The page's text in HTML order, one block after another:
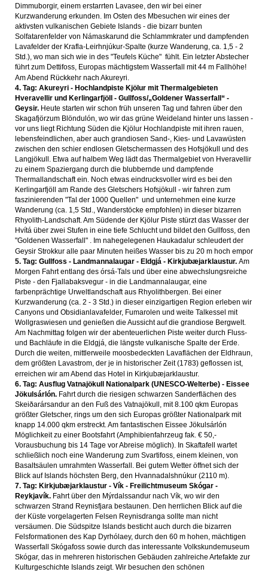
Dimmuborgir, einem erstarrten Lavasee, den wir bei einer
Kurzwanderung erkunden. Im Osten des Mbesuchen wir eines der
aktivsten vulkanischen Gebiete Islands - die bizarr bunten
Solfatarenfelder von Námaskarund die Schlammkrater und dampfenden
Lavafelder der Krafla-Leirhnjúkur-Spalte (kurze Wanderung, ca. 1,5 - 2
Std.), wo man sich wie in des "Teufels Küche" fühlt. Ein letzter Abstecher
führt zum Dettifoss, Europas mächtigstem Wasserfall mit 44 m Fallhöhe!
Am Abend Rückkehr nach Akureyri.
4. Tag: Akureyri - Hochlandpiste Kjölur mit Thermalgebieten
Hveravellir und Kerlingarfjöll - Gullfoss/„Goldener Wasserfall“ -
Geysir. Heute starten wir schon früh unseren Tag und fahren über den
Skagafjörzum Blöndulón, wo wir das grüne Weideland hinter uns lassen -
vor uns liegt Richtung Süden die Kjölur Hochlandpiste mit ihren rauen,
lebensfeindlichen, aber auch grandiosen Sand-, Kies- und Lavawüsten
zwischen den schier endlosen Gletschermassen des Hofsjökull und des
Langjökull. Etwa auf halbem Weg lädt das Thermalgebiet von Hveravellir
zu einem Spaziergang durch die blubbernde und dampfende
Thermallandschaft ein. Noch etwas eindrucksvoller wird es bei den
Kerlingarfjöll am Rande des Gletschers Hofsjökull - wir fahren zum
faszinierenden "Tal der 1000 Quellen" und unternehmen eine kurze
Wanderung (ca. 1,5 Std., Wanderstöcke empfohlen) in dieser bizarren
Rhyolith-Landschaft. Am Südende der Kjölur Piste stürzt das Wasser der
Hvítá über zwei Stufen in eine tiefe Schlucht und bildet den Gullfoss, den
"Goldenen Wasserfall" . Im nahegelegenen Haukadalur schleudert der
Geysir Strokkur alle paar Minuten heißes Wasser bis zu 20 m hoch empor
5. Tag: Gullfoss - Landmannalaugar - Eldgjá - Kirkjubæjarklaustur. Am
Morgen Fahrt entlang des órsá-Tals und über eine abwechslungsreiche
Piste - den Fjallabaksvegur - in die Landmannalaugar, eine
farbenprächtige Urweltlandschaft aus Rhyolithbergen. Bei einer
Kurzwanderung (ca. 2 - 3 Std.) in dieser einzigartigen Region erleben wir
Canyons und Obsidianlavafelder, Fumarolen und weite Talkessel mit
Wollgraswiesen und genießen die Aussicht auf die grandiose Bergwelt.
Am Nachmittag folgen wir der abenteuerlichen Piste weiter durch Fluss-
und Bachläufe in die Eldgjá, die längste vulkanische Spalte der Erde.
Durch die weiten, mittlerweile moosbedeckten Lavaflächen der Eldhraun,
dem größten Lavastrom, der je in historischer Zeit (1783) geflossen ist,
erreichen wir am Abend das Hotel in Kirkjubæjarklaustur.
6. Tag: Ausflug Vatnajökull Nationalpark (UNESCO-Welterbe) - Eissee
Jökulsárlón. Fahrt durch die riesigen schwarzen Sanderflächen des
Skeiðarársandur an den Fuß des Vatnajökull, mit 8.100 qkm Europas
größter Gletscher, rings um den sich Europas größter Nationalpark mit
knapp 14.000 qkm erstreckt. Am fantastischen Eissee Jökulsárlón
Möglichkeit zu einer Bootsfahrt (Amphibienfahrzeug fak. € 50,-
Vorausbuchung bis 14 Tage vor Abreise möglich). In Skaftafell wartet
schließlich noch eine Wanderung zum Svartifoss, einem kleinen, von
Basaltsäulen umrahmten Wasserfall. Bei gutem Wetter öffnet sich der
Blick auf Islands höchsten Berg, den Hvannadalshnúkur (2110 m).
7. Tag: Kirkjubæjarklaustur - Vík - Freilichtmuseum Skógar -
Reykjavík. Fahrt über den Mýrdalssandur nach Vík, wo wir den
schwarzen Strand Reynisfjara bestaunen. Den herrlichen Blick auf die
der Küste vorgelagerten Felsen Reynisdranga sollte man nicht
versäumen. Die Südspitze Islands besticht auch durch die bizarren
Felsformationen des Kap Dyrhólaey, durch den 60 m hohen, mächtigen
Wasserfall Skógafoss sowie durch das interessante Volkskundemuseum
Skógar, das in mehreren historischen Gebäuden zahlreiche Artefakte zur
Kulturgeschichte Islands zeigt. Wir besuchen den schönen